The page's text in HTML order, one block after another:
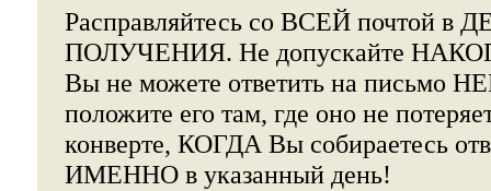
Расправляйтесь со ВСЕЙ почтой в
ПОЛУЧЕНИЯ. Не допускайте
Вы не можете ответить на письмо
положите его там, где оно не
конверте, КОГДА Вы собираетесь
ИМЕННО в указанный день!